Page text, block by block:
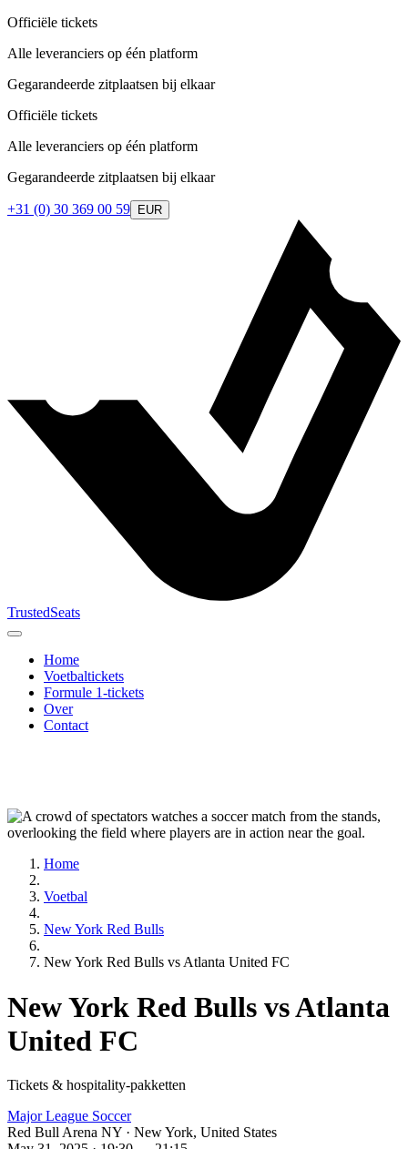
Officiële tickets
Alle leveranciers op één platform
Gegarandeerde zitplaatsen bij elkaar
Officiële tickets
Alle leveranciers op één platform
Gegarandeerde zitplaatsen bij elkaar
+31 (0) 30 369 00 59 EUR
TrustedSeats
Home
Voetbaltickets
Formule 1-tickets
Over
Contact
Home
Voetbal
New York Red Bulls
New York Red Bulls vs Atlanta United FC
New York Red Bulls vs Atlanta
United FC
Tickets & hospitality-pakketten
Major League Soccer
Red Bull Arena NY · New York, United States